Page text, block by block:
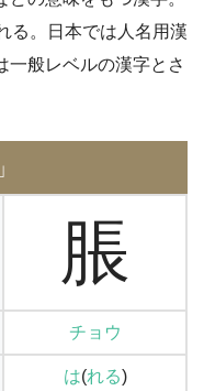
る。日本では人名用漢
一般レベルの漢字とさ
脹
チョウ
は(れる)